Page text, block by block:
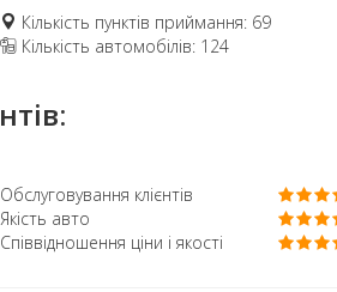
Кількість пунктів приймання: 69
Кількість автомобілів: 124
Обслуговування клієнтів
Якість авто
Співвідношення ціни і якості